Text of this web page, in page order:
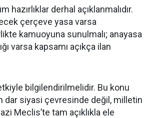
hazırlıklar derhal açıklanmalıdır.
çerçeve yasa varsa
kamuoyuna sunulmalı; anayasa
varsa kapsamı açıkça ilan
bilgilendirilmelidir. Bu konu
dar siyasi çevresinde değil, milletin
Meclis’te tam açıklıkla ele